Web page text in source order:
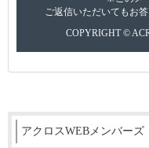
ご返信いただいてもお
COPYRIGHT ©
アクロスWEBメンバーズ